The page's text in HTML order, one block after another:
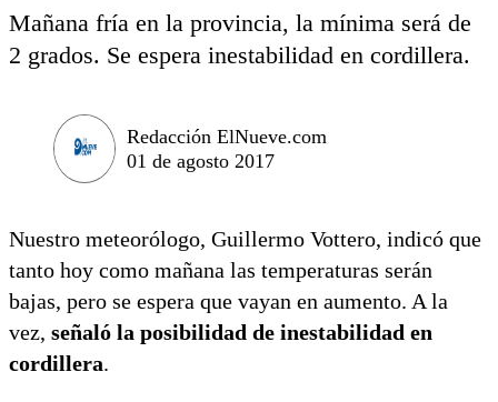
Mañana fría en la provincia, la mínima será de
2 grados. Se espera inestabilidad en cordillera.
Redacción ElNueve.com
01 de agosto 2017
Nuestro meteorólogo, Guillermo Vottero, indicó que
tanto hoy como mañana las temperaturas serán
bajas, pero se espera que vayan en aumento. A la
vez, señaló la posibilidad de inestabilidad en
cordillera.